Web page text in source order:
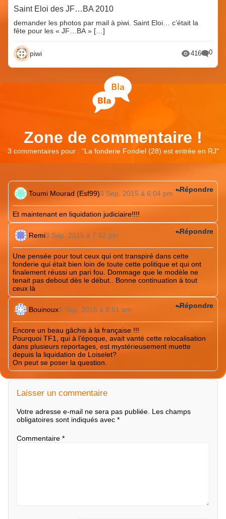
Saint Eloi des JF…BA 2010
demander les photos par mail à piwi. Saint Eloi… c’était la
fête pour les « JF…BA » […]
piwi 416 0
Zone de commentaire !
3 commentaires pour : "La fonderie Fondiel (28) est entrée en RJ"
Toumi Mourad (Esf99)3 Sep. 2015 à 6:04 pm
Et maintenant en liquidation judiciaire!!!!
Répondre
Remi3 Sep. 2015 à 7:52 pm
Une pensée pour tout ceux qui ont transpiré dans cette
fonderie qui était bien loin de toute cette politique et qui ont
finalement réussi un pari fou. Dommage que le modèle ne
tenait pas debout dès le début.. Bonne continuation à tout
ceux là
Répondre
Bouinoux5 Sep. 2015 à 8:51 am
Encore un beau gâchis à la française !!!
Pourquoi TF1, qui à l’époque, avait vanté cette relocalisation
dans plusieurs reportages, est mystérieusement muette
depuis la liquidation de Loiselet?
On peut se poser la question.
Répondre
Laisser un commentaire
Votre adresse e-mail ne sera pas publiée. Les champs
obligatoires sont indiqués avec *
Commentaire *